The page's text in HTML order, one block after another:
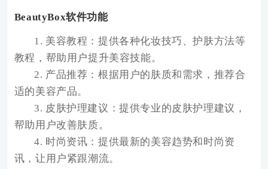
BeautyBox软件功能
1. 美容教程：提供各种化妆技巧、护肤方法等
教程，帮助用户提升美容技能。
2. 产品推荐：根据用户的肤质和需求，推荐合
适的美容产品。
3. 皮肤护理建议：提供专业的皮肤护理建议，
帮助用户改善肤质。
4. 时尚资讯：提供最新的美容趋势和时尚资
讯，让用户紧跟潮流。